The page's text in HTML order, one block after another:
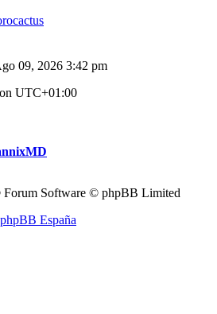
09, 2026 3:42 pm
UTC+01:00
Software © phpBB Limited
phpBB España